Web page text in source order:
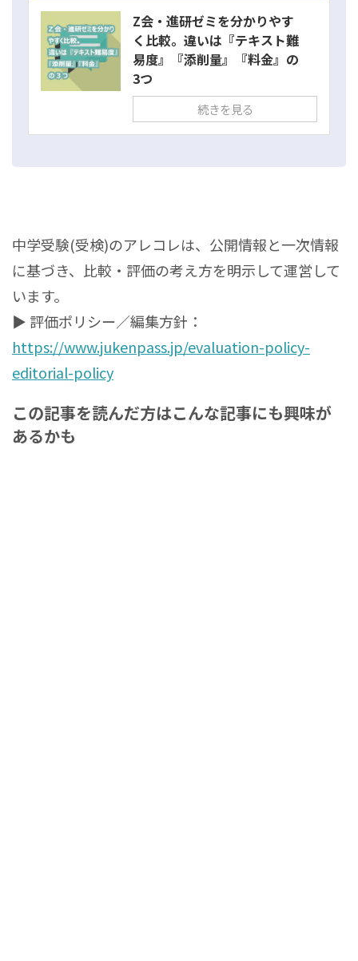
Z会・進研ゼミを分かりやす
く比較。違いは『テキスト難
易度』『添削量』『料金』の
3つ
続きを見る
中学受験(受検)のアレコレは、公開情報と一次情報
に基づき、比較・評価の考え方を明示して運営して
います。
▶ 評価ポリシー／編集方針：
https://www.jukenpass.jp/evaluation-policy-
editorial-policy
この記事を読んだ方はこんな記事にも興味が
あるかも